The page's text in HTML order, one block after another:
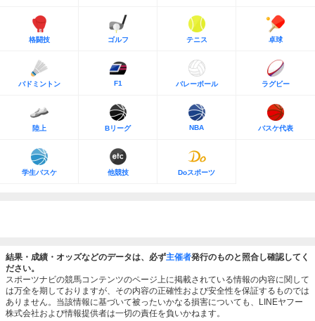
格闘技 ゴルフ テニス 卓球
バドミントン F1 バレーボール ラグビー
陸上 Bリーグ NBA バスケ代表
学生バスケ 他競技 Doスポーツ
結果・成績・オッズなどのデータは、必ず主催者発行のものと照合し確認してく
ださい。
スポーツナビの競馬コンテンツのページ上に掲載されている情報の内容に関して
は万全を期しておりますが、その内容の正確性および安全性を保証するものでは
ありません。当該情報に基づいて被ったいかなる損害についても、LINEヤフー
株式会社および情報提供者は一切の責任を負いかねます。